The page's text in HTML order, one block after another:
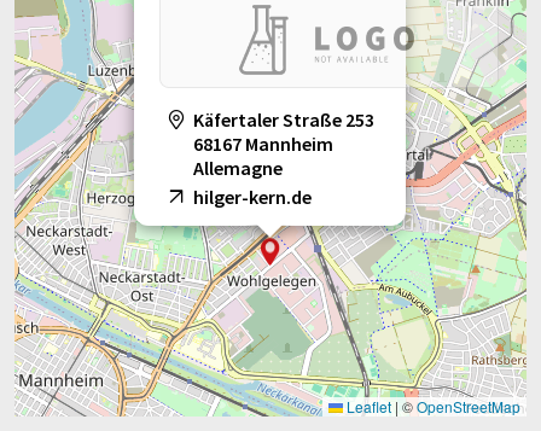
Käfertaler Straße 253
68167 Mannheim
Allemagne
hilger-kern.de
Leaflet | ©OpenStreetMap